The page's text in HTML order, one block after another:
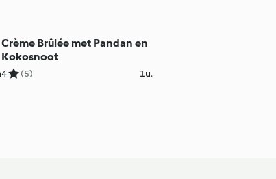
Crème Brûlée met Pandan en
Kokosnoot
4 (5) 1u.